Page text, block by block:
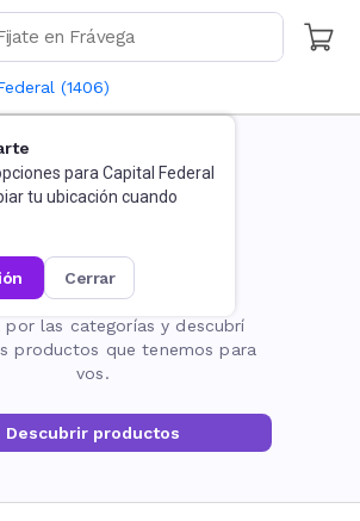
(1406)
para Capital Federal
tu ubicación cuando
cerrar
página no existe
por las categorías y descubrí
productos que tenemos para
vos.
Descubrir productos